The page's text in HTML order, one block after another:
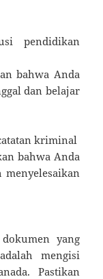
pendidikan
bahwa Anda
dan belajar
kriminal
bahwa Anda
menyelesaikan
yang
mengisi
Pastikan